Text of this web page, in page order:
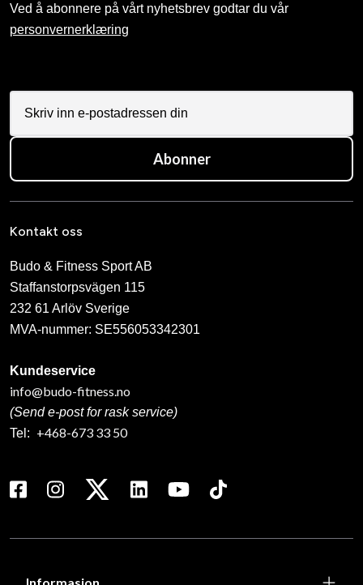
Ved å abonnere på vårt nyhetsbrev godtar du vår
personvernerklæring
Abonner
Kontakt oss
Budo & Fitness Sport AB
Staffanstorpsvägen 115
232 61 Arlöv Sverige
MVA-nummer: SE556053342301
Kundeservice
info@budo-fitness.no
(Send e-post for rask service)
Tel: +468-673 33 50